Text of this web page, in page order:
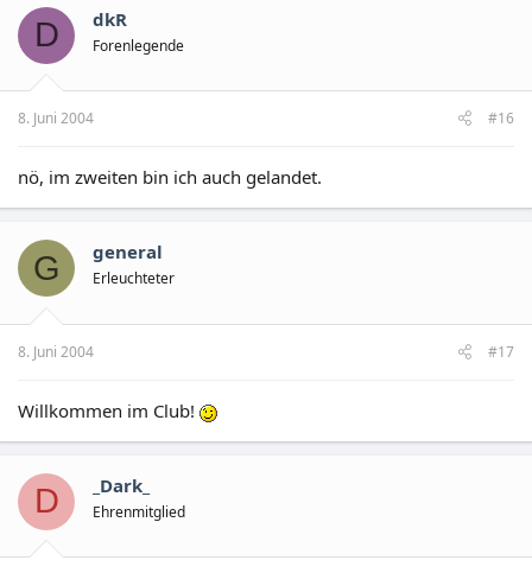
D dkR
Forenlegende
8. Juni 2004 #16
nö, im zweiten bin ich auch gelandet.
G general
Erleuchteter
8. Juni 2004 #17
Willkommen im Club!
D _Dark_
Ehrenmitglied